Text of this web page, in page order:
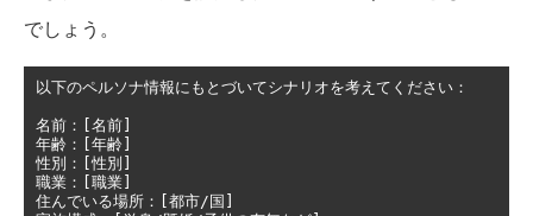
でしょう。
以下のペルソナ情報にもとづいてシナリオを考えてください：
名前：[名前]
年齢：[年齢]
性別：[性別]
職業：[職業]
住んでいる場所：[都市/国]